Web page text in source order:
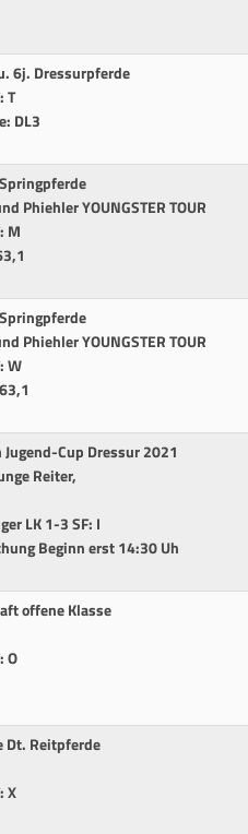
6j. Dressurpferde
T
DL3
Phiehler YOUNGSTER TOUR
M
Phiehler YOUNGSTER TOUR
W
Cup Dressur 2021
Reiter,
LK 1-3 SF: I
Beginn erst 14:30 Uh
offene Klasse
O
Dt. Reitpferde
X